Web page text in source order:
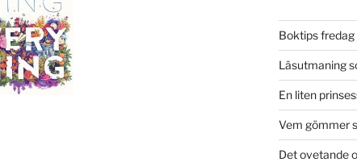
Boktips fredag
Läsutmaning
En liten
Vem gömmer
Det ovetande